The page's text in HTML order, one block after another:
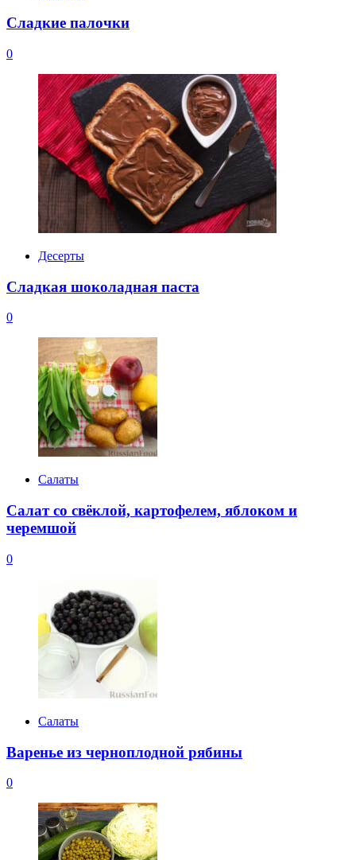
Сладкие палочки
0
Десерты
Сладкая шоколадная паста
0
Салаты
Салат со свёклой, картофелем, яблоком и
черемшой
0
Салаты
Варенье из черноплодной рябины
0